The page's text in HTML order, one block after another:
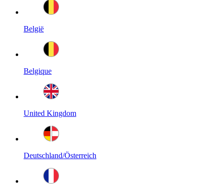
België
Belgique
United Kingdom
Deutschland/Österreich